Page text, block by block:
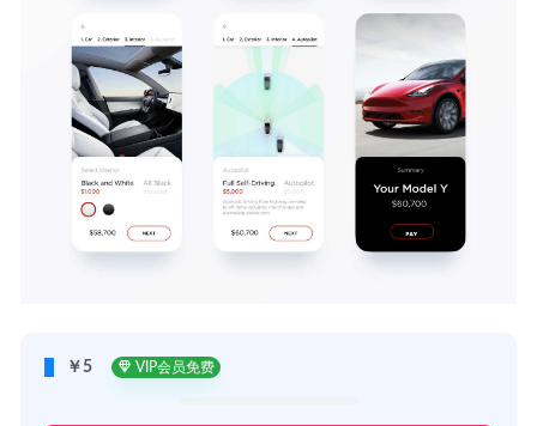
￥5 VIP会员免费